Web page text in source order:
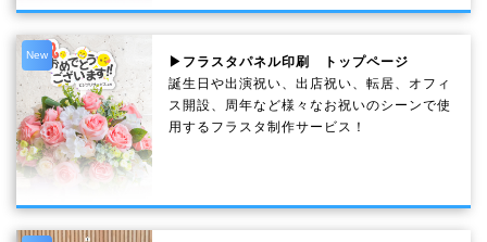
New
▶フラスタパネル印刷 トップページ
誕生日や出演祝い、出店祝い、転居、オフィ
ス開設、周年など様々なお祝いのシーンで使
用するフラスタ制作サービス！